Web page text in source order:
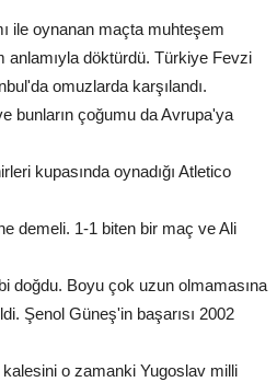
ile oynanan maçta muhteşem
anlamıyla döktürdü. Türkiye Fevzi
omuzlarda karşılandı.
bunların çoğumu da Avrupa'ya
kupasında oynadığı Atletico
demeli. 1-1 biten bir maç ve Ali
doğdu. Boyu çok uzun olmamasına
Şenol Güneş'in başarısı 2002
kalesini o zamanki Yugoslav milli